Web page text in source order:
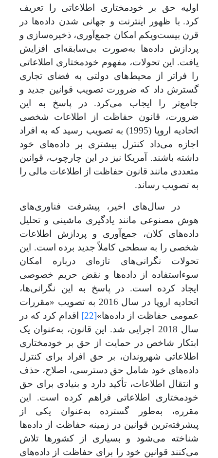
اولیه حق بر خودمختاری اطلاعاتی را تعریف
کرد. با ظهور اینترنت و جهانی شدن دادهها در
قرن بیست‌و‌یکم امکان جمع‌آوری، ذخیره‌سازی و
پردازش داده‌ها به‌صورت بی‌سابقه‌ای افزایش
یافت. این تحولات، مفهوم خودمختاری اطلاعاتی
را فراتر از محیط‌های دولتی به فضای تجاری
گسترش داد که ضرورت تصویب قوانین جدید و
جامعتر را ایجاب میکرد. در پاسخ به این
ضرورت، قانون حفاظت از اطلاعات شخصی
اتحادیه اروپا (1995) به تصویب رسید که به افراد
اجازه میداد کنترل بیشتری بر داده‌های خود
داشته باشند. آمریکا نیز در این چارچوب، قوانین
متعددی مانند قانون حفاظت از اطلاعات مالی را
به تصویب رساند.
در سالهای اخیر، پیشرفت فناوری‌های
هوش مصنوعی مانند یادگیری ماشینی و تحلیل
داده‌های کلان، جمع‌آوری و پردازش اطلاعات
شخصی را به سطحی کاملاً جدید برده است. این
تحولات نگرانی‌های تازه‌ای درباره امکان
سوءاستفاده از داده‌ها و نقض حریم خصوصی
ایجاد کرده است. در پاسخ به این نگرانیها،
اتحادیه اروپا در سال 2016 به تصویب «مقررات
عمومی حفاظت از داده‌ها»[22] اقدام کرد که در
سال 2018 اجرایی شد. این قانون، به‌عنوان یک
ابتکار شاخص در حمایت از حق بر خودمختاری
اطلاعاتی شهروندان، بر حق افراد برای کنترل
داده‌های خود شامل حق دسترسی، اصلاح، حذف
و انتقال اطلاعات، تأکید دارد و بنیادی برای حق
خودمختاری اطلاعاتی فراهم کرده است.
این
مقرره، به‌طور گسترده بهعنوان یکی از
پیشرفته‌ترین قوانین در زمینه حفاظت از داده‌ها
شناخته می‌شود و بسیاری از کشورها تلاش
میکنند قوانین خود را برای حفاظت از دادههای